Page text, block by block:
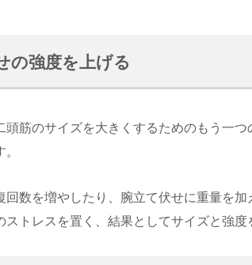
の強度を上げる
頭筋のサイズを大きくするためのもう一
回数を増やしたり、腕立て伏せに重量を
ストレスを置く、結果としてサイズと強度